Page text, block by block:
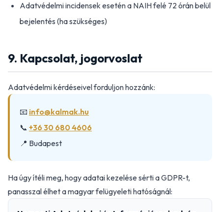
Adatvédelmi incidensek esetén a NAIH felé 72 órán belül
bejelentés (ha szükséges)
9. Kapcsolat, jogorvoslat
Adatvédelmi kérdéseivel forduljon hozzánk:
📧 info@kalmak.hu
📞 +36 30 680 4606
📍 Budapest
Ha úgy ítéli meg, hogy adatai kezelése sérti a GDPR-t,
panasszal élhet a magyar felügyeleti hatóságnál: